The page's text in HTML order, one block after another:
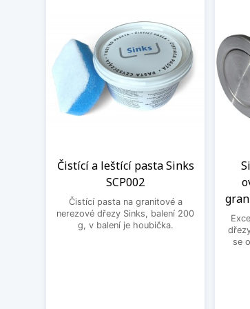
Čistící a leštící pasta Sinks
SCP002
Čistící pasta na granitové a
nerezové dřezy Sinks, balení 200
g, v balení je houbička.
se